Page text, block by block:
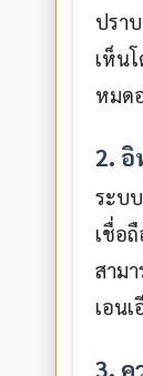
ปรา
เห็น
หมด
2. อิ
ระบ
เชื่อ
สาม
เอน
3. ค